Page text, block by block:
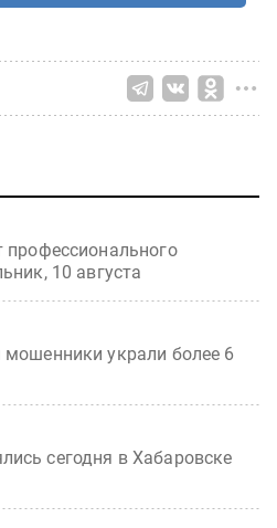
профессионального
10 августа
украли более 6
сегодня в Хабаровске